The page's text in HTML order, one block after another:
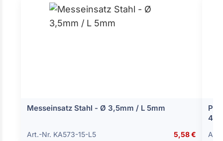
Messeinsatz Stahl - Ø 3,5mm / L 5mm
Art.-Nr. KA573-15-L5 5,58 €